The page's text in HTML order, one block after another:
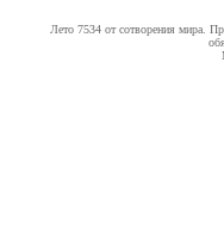
Лето 7534 от сотворения мира.